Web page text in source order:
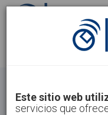
Home Technologies
Este sitio web
servicios que